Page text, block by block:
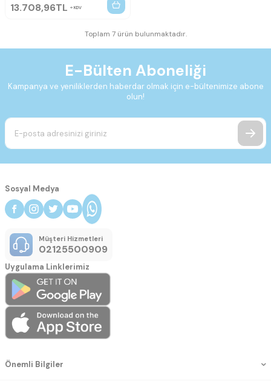
13.708,96TL KDV
Toplam 7 ürün bulunmaktadır.
E-Bülten Aboneliği
Kampanya ve yeniliklerden haberdar olmak için e-bültenimize abone
olun!
Önemli Bilgiler
Sosyal Medya
Müşteri Hizmetleri
02125500909
Uygulama Linklerimiz